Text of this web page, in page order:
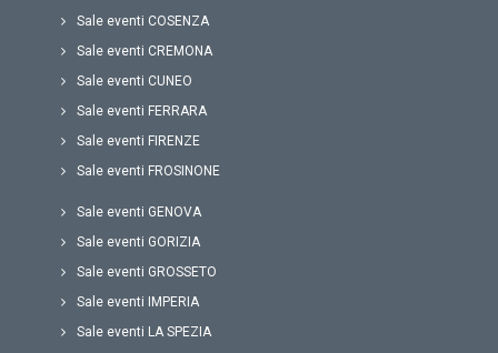
Sale eventi COSENZA
Sale eventi CREMONA
Sale eventi CUNEO
Sale eventi FERRARA
Sale eventi FIRENZE
Sale eventi FROSINONE
Sale eventi GENOVA
Sale eventi GORIZIA
Sale eventi GROSSETO
Sale eventi IMPERIA
Sale eventi LA SPEZIA